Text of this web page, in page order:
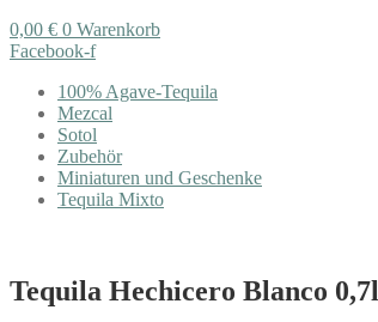
0,00 € 0 Warenkorb
Facebook-f
100% Agave-Tequila
Mezcal
Sotol
Zubehör
Miniaturen und Geschenke
Tequila Mixto
Tequila Hechicero Blanco 0,7l